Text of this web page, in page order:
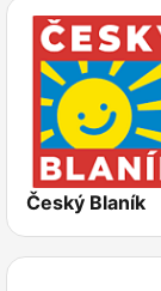
Český Blaník